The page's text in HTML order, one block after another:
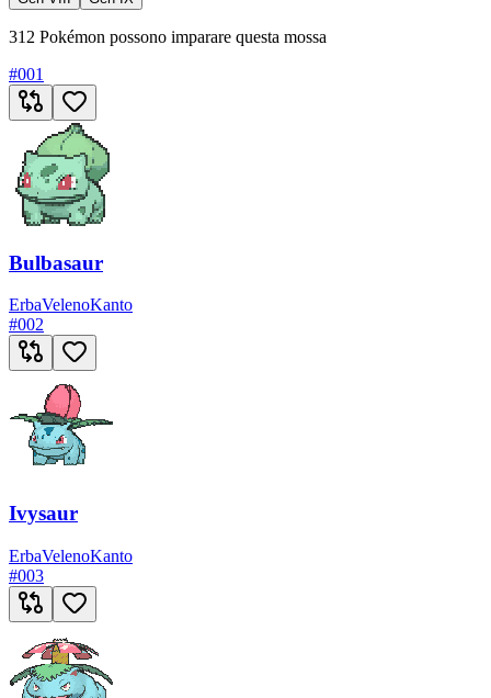
312 Pokémon possono imparare questa mossa
#001
Bulbasaur
ErbaVelenoKanto
#002
Ivysaur
ErbaVelenoKanto
#003